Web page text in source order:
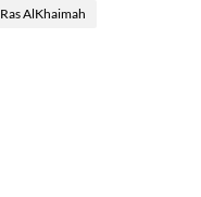
Ras AlKhaimah